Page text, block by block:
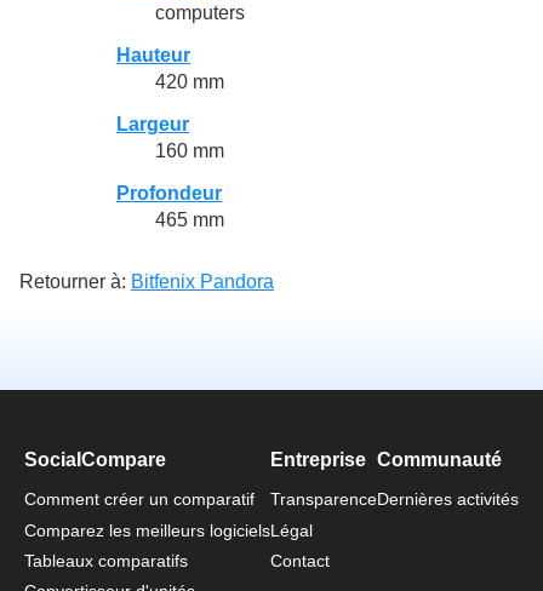
computers
Hauteur
420 mm
Largeur
160 mm
Profondeur
465 mm
Retourner à: Bitfenix Pandora
SocialCompare
Comment créer un comparatif
Comparez les meilleurs logiciels
Tableaux comparatifs
Entreprise
Transparence
Légal
Contact
Communauté
Dernières activités